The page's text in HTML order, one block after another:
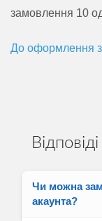
замовлення 10
До оформлення
Чи можна
акаунта?